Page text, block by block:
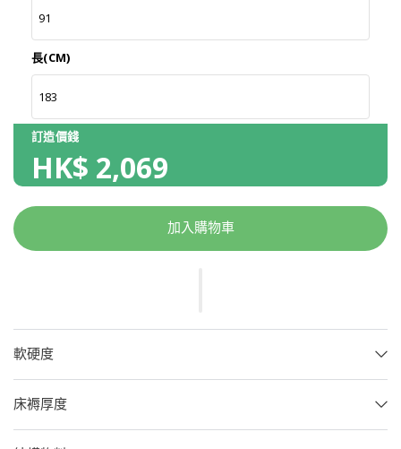
長(CM)
訂造價錢
HK$ 2,069
加入購物車
軟硬度
床褥厚度